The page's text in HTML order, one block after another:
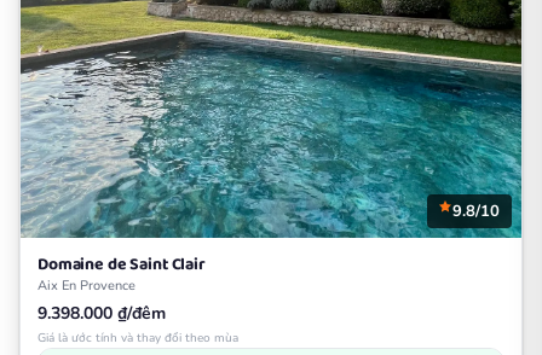
9.8/10
Domaine de Saint Clair
Aix En Provence
9.398.000 ₫/đêm
Giá là ước tính và thay đổi theo mùa